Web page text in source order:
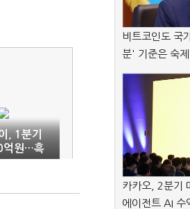
, 1분기
억원…흑
비트코인도 국
분' 기준은 숙제
카카오, 2분기
에이전트 AI 수